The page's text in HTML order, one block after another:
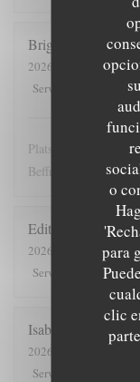
o
para
clic
Brigitte
2026-07-28
- 12:00 -
Servicio
Plats copieux et
Beffroi !
Edith
2026-07-26
- 19:00 -
Servicio
Isabelle
2026-07-25
- 12:30 -
Servicio